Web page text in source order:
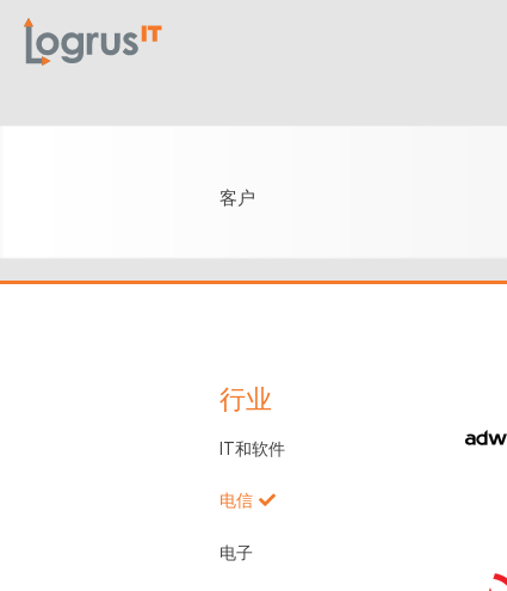
客户
行业
IT和软件
电信
电子